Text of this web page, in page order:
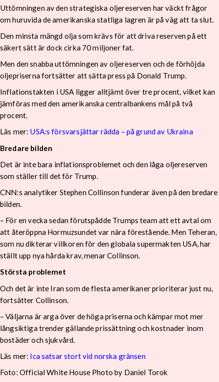
Uttömningen av den strategiska oljereserven har väckt frågor
om huruvida de amerikanska statliga lagren är på väg att ta slut.
Den minsta mängd olja som krävs för att driva reserven på ett
säkert sätt är dock cirka 70 miljoner fat.
Men den snabba uttömningen av oljereserven och de förhöjda
oljepriserna fortsätter att sätta press på Donald Trump.
Inflationstakten i USA ligger alltjämt över tre procent, vilket kan
jämföras med den amerikanska centralbankens mål på två
procent.
Läs mer: USA:s försvarsjättar rädda – på grund av Ukraina
Bredare bilden
Det är inte bara inflationsproblemet och den låga oljereserven
som ställer till det för Trump.
CNN:s analytiker Stephen Collinson funderar även på den bredare
bilden.
– För en vecka sedan förutspådde Trumps team att ett avtal om
att återöppna Hormuzsundet var nära förestående. Men Teheran,
som nu dikterar villkoren för den globala supermakten USA, har
ställt upp nya hårda krav, menar Collinson.
Största problemet
Och det är inte Iran som de flesta amerikaner prioriterar just nu,
fortsätter Collinson.
– Väljarna är arga över de höga priserna och kämpar mot mer
långsiktiga trender gällande prissättning och kostnader inom
bostäder och sjukvård.
Läs mer: Ica satsar stort vid norska gränsen
Foto: Official White House Photo by Daniel Torok